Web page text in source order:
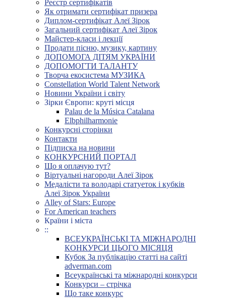
Реєстр сертифікатів
Як отримати сертифікат призера
Диплом-сертифікат Алеї Зірок
Загальний сертифікат Алеї Зірок
Майстер-класи і лекції
Продати пісню, музику, картину
ДОПОМОГА ДІТЯМ УКРАЇНИ
ДОПОМОГТИ ТАЛАНТУ
Творча екосистема МУЗИКА
Constellation World Talent Network
Новини України і світу
Зірки Європи: круті місця
Palau de la Música Catalana
Elbphilharmonie
Конкурсні сторінки
Контакти
Підписка на новини
КОНКУРСНИЙ ПОРТАЛ
Що я оплачую тут?
Віртуальні нагороди Алеї Зірок
Медалісти та володарі статуеток і кубків
Алеї Зірок України
Alley of Stars: Europe
For American teachers
Країни і міста
::
ВСЕУКРАЇНСЬКІ ТА МІЖНАРОДНІ
КОНКУРСИ ЦЬОГО МІСЯЦЯ
Кубок За публікацію статті на сайті
adverman.com
Всеукраїнські та міжнародні конкурси
Конкурси – стрічка
Що таке конкурс